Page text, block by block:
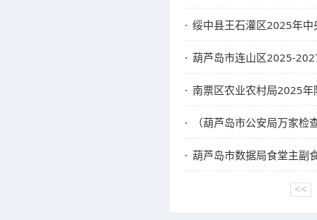
绥中县王石灌区2025年
葫芦岛市连山区2025-
南票区农业农村局2025
（葫芦岛市公安局万家
葫芦岛市数据局食堂主副
<<